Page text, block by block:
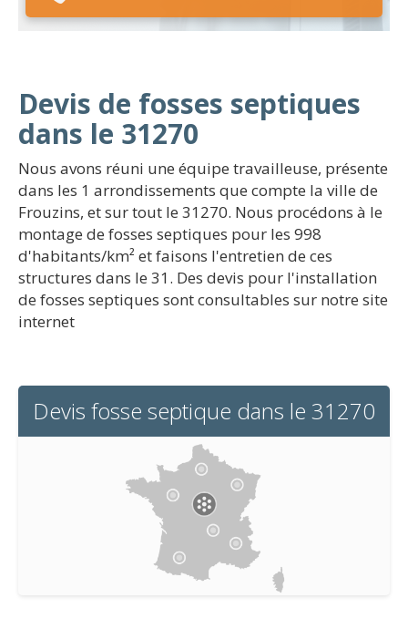
Devis de fosses septiques
dans le 31270
Nous avons réuni une équipe travailleuse, présente
dans les 1 arrondissements que compte la ville de
Frouzins, et sur tout le 31270. Nous procédons à le
montage de fosses septiques pour les 998
d'habitants/km² et faisons l'entretien de ces
structures dans le 31. Des devis pour l'installation
de fosses septiques sont consultables sur notre site
internet
Devis fosse septique dans le 31270